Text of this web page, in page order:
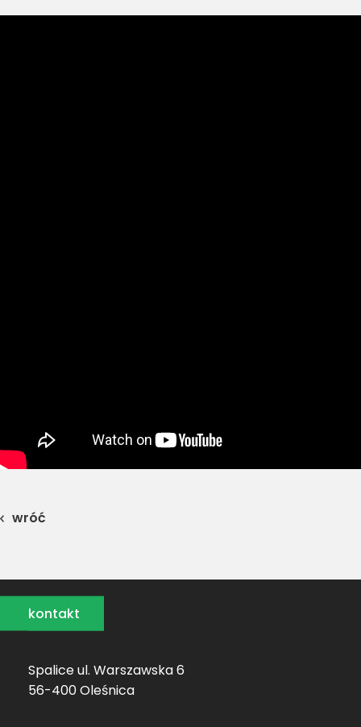
wróć
kontakt
Spalice ul. Warszawska 6
56-400 Oleśnica